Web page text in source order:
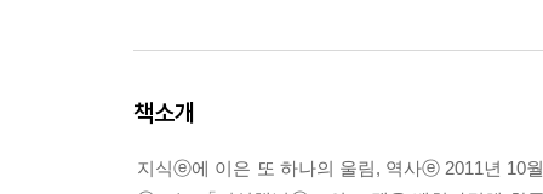
책소개
지식ⓔ에 이은 또 하나의 울림, 역사ⓔ 2011년 10